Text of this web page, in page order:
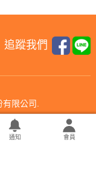
追蹤我們
限公司.